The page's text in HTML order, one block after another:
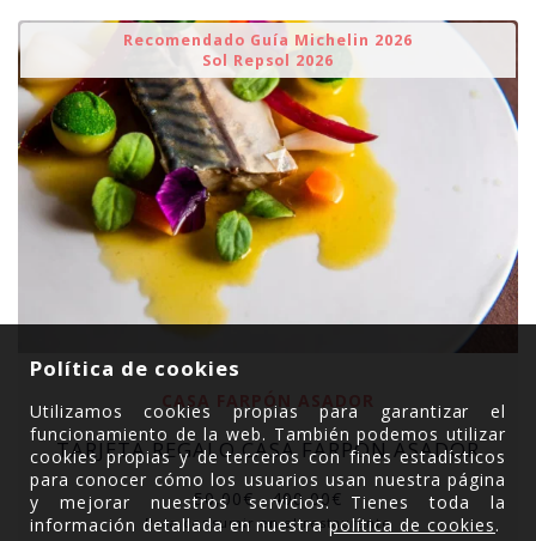
Recomendado Guía Michelin 2026
Sol Repsol 2026
CASA FARPÓN ASADOR
TARJETA REGALO CASA FARPÓN ASADOR
50,00€-400,00€
Para consumir en el restaurante
Política de cookies
Utilizamos cookies propias para garantizar el
funcionamiento de la web. También podemos utilizar
cookies propias y de terceros con fines estadísticos
para conocer cómo los usuarios usan nuestra página
y mejorar nuestros servicios. Tienes toda la
información detallada en nuestrapolítica de cookies.